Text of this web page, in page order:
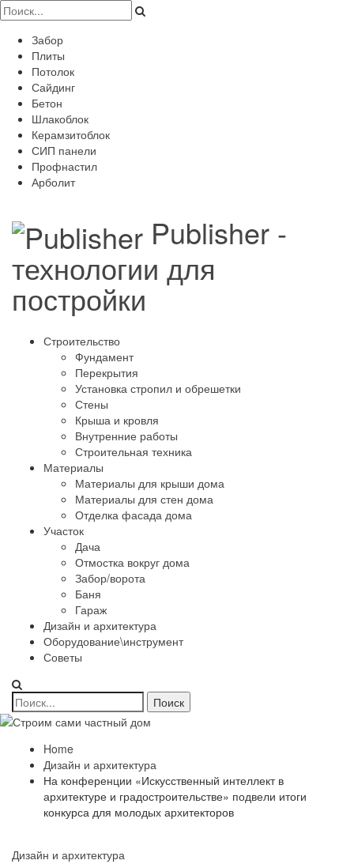
Забор
Плиты
Потолок
Сайдинг
Бетон
Шлакоблок
Керамзитоблок
СИП панели
Профнастил
Арболит
Publisher -
технологии для
постройки
Строительство
Фундамент
Перекрытия
Установка стропил и обрешетки
Стены
Крыша и кровля
Внутренние работы
Строительная техника
Материалы
Материалы для крыши дома
Материалы для стен дома
Отделка фасада дома
Участок
Дача
Отмостка вокруг дома
Забор/ворота
Баня
Гараж
Дизайн и архитектура
Оборудование\инструмент
Советы
Home
Дизайн и архитектура
На конференции «Искусственный интеллект в
архитектуре и градостроительстве» подвели итоги
конкурса для молодых архитекторов
Дизайн и архитектура